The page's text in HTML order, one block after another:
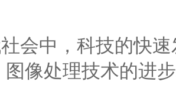
中，科技的快速
图像处理技术的进